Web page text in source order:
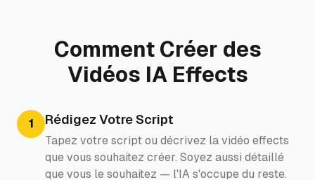
Comment Créer des
Vidéos IA Effects
1 Rédigez Votre Script
Tapez votre script ou décrivez la vidéo effects
que vous souhaitez créer. Soyez aussi détaillé
que vous le souhaitez — l'IA s'occupe du reste.